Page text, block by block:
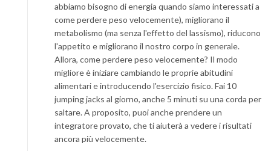
abbiamo bisogno di energia quando siamo interessati a
come perdere peso velocemente), migliorano il
metabolismo (ma senza l'effetto del lassismo), riducono
l'appetito e migliorano il nostro corpo in generale.
Allora, come perdere peso velocemente? Il modo
migliore è iniziare cambiando le proprie abitudini
alimentari e introducendo l'esercizio fisico. Fai 10
jumping jacks al giorno, anche 5 minuti su una corda per
saltare. A proposito, puoi anche prendere un
integratore provato, che ti aiuterà a vedere i risultati
ancora più velocemente.